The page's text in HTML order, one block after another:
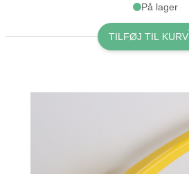
På lager
TILFØJ TIL KURV